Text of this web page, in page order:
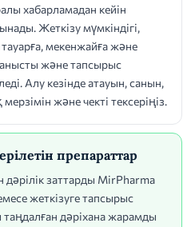
хабарламадан кейін
Жеткізу мүмкіндігі,
мекенжайға және
және тапсырыс
Алу кезінде атауын, санын,
және чекті тексеріңіз.
препараттар
дәрілік заттарды MirPharma
жеткізуге тапсырыс
дәріхана жарамды